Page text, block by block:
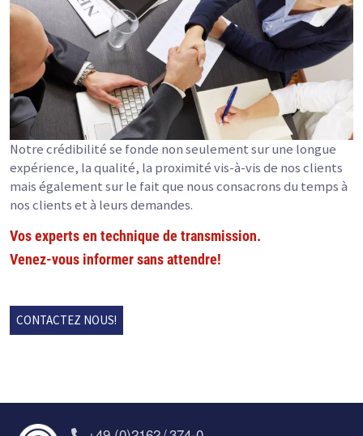
Notre crédibilité se fonde non seulement sur une longue
expérience, la qualité, la proximité vis-à-vis de nos clients
mais également sur le fait que nous consacrons du temps à
nos clients et à leurs demandes.
Vos experts en technique de transmission.
Venez-vous informer sans attendre!
CONTACTEZ NOUS!